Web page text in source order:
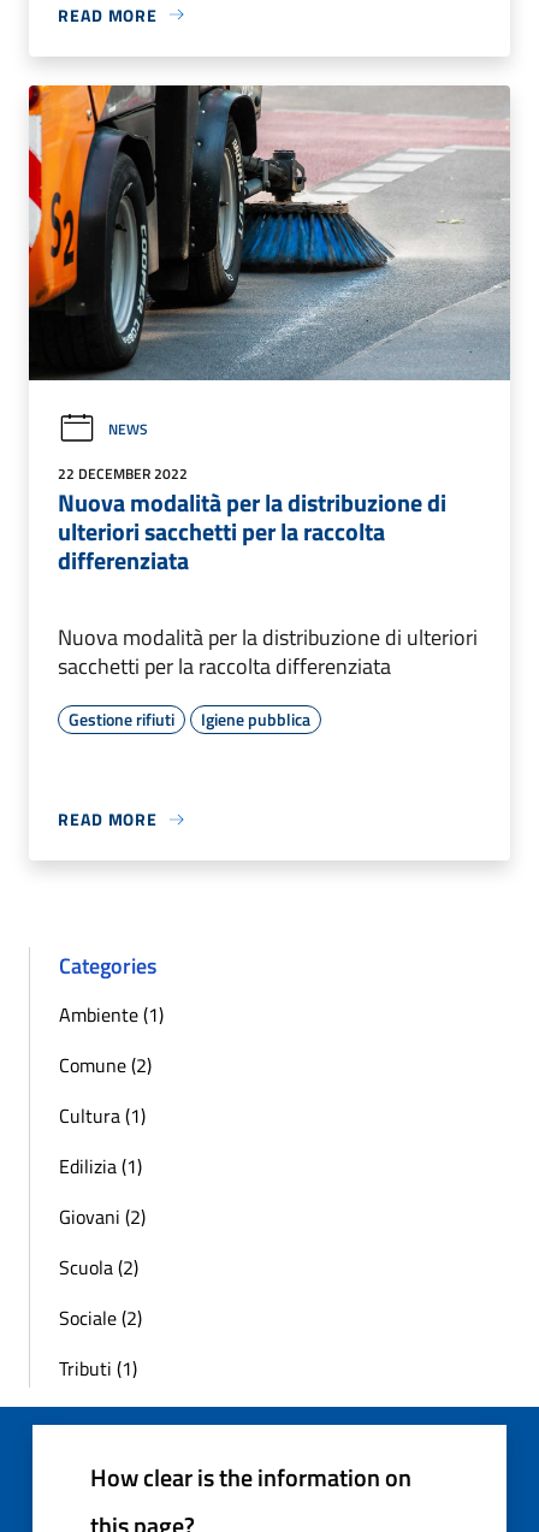
READ MORE
NEWS
22 DECEMBER 2022
Nuova modalità per la distribuzione di
ulteriori sacchetti per la raccolta
differenziata
Nuova modalità per la distribuzione di ulteriori
sacchetti per la raccolta differenziata
Gestione rifiuti Igiene pubblica
READ MORE
Categories
Ambiente (1)
Comune (2)
Cultura (1)
Edilizia (1)
Giovani (2)
Scuola (2)
Sociale (2)
Tributi (1)
How clear is the information on